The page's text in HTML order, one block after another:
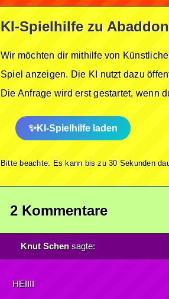
KI-Spielhilfe zu
Wir möchten dir mithilfe von
Spiel anzeigen. Die KI nutzt dazu
Die Anfrage wird erst gestartet, wenn
KI-Spielhilfe laden
Bitte beachte: Es kann bis zu 30 Sekunden
2 Kommentare
Knut Schensagte:
HEIIII